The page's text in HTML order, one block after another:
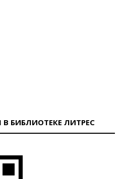
БИБЛИОТЕКЕ ЛИТРЕС